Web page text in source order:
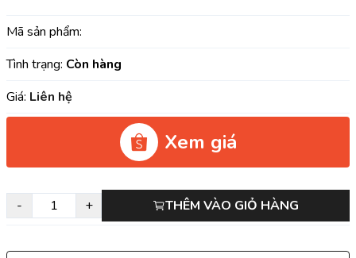
Mã sản phẩm:
Tình trạng: Còn hàng
Giá: Liên hệ
Xem giá
- + THÊM VÀO GIỎ HÀNG